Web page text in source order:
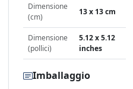
Dimensione
(cm)
13 x 13 cm
Dimensione
(pollici)
5.12 x 5.12
inches
Imballaggio